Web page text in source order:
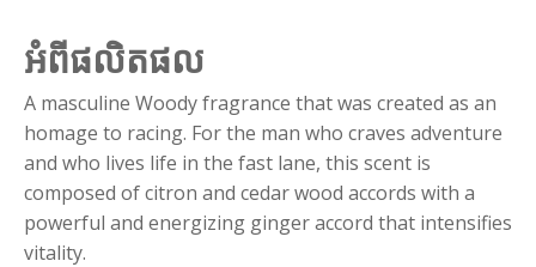
អំពីផលិតផល
A masculine Woody fragrance that was created as an
homage to racing. For the man who craves adventure
and who lives life in the fast lane, this scent is
composed of citron and cedar wood accords with a
powerful and energizing ginger accord that intensifies
vitality.